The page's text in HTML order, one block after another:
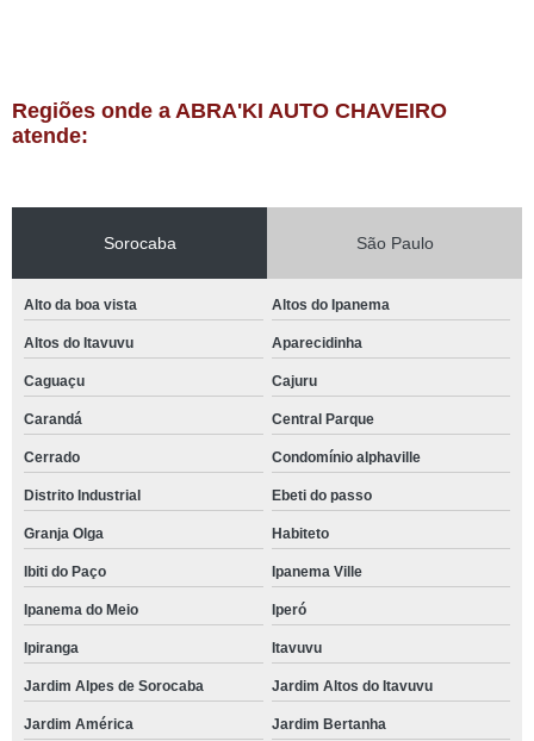
Regiões onde a ABRA'KI AUTO CHAVEIRO
atende:
Sorocaba São Paulo
Alto da boa vista Altos do Ipanema
Altos do Itavuvu Aparecidinha
Caguaçu Cajuru
Carandá Central Parque
Cerrado Condomínio alphaville
Distrito Industrial Ebeti do passo
Granja Olga Habiteto
Ibiti do Paço Ipanema Ville
Ipanema do Meio Iperó
Ipiranga Itavuvu
Jardim Alpes de Sorocaba Jardim Altos do Itavuvu
Jardim América Jardim Bertanha